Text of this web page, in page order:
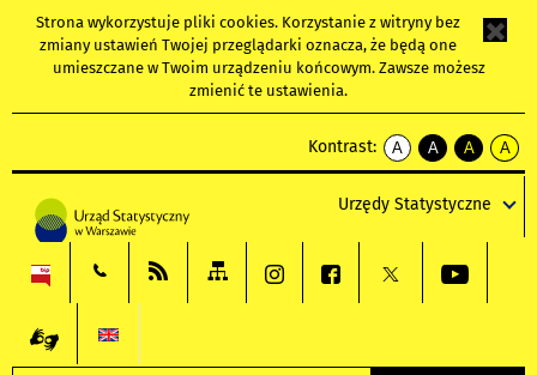
Strona wykorzystuje pliki cookies. Korzystanie z witryny bez
zmiany ustawień Twojej przeglądarki oznacza, że będą one
umieszczane w Twoim urządzeniu końcowym. Zawsze możesz
zmienić te ustawienia.
Kontrast:
A
kontrast
A
kontrast
tekst
czarnym
A
kontrast
tekst
czarnym
A
tekst
żółtym
Urzędy Statystyczne